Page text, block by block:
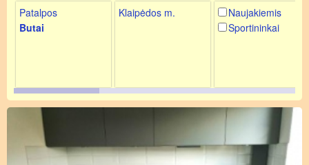
Patalpos
Butai
Klaipėdos m.
Naujakiemis
Sportininkai